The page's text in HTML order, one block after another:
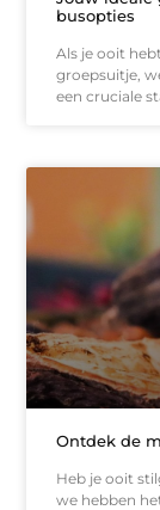
busopties
Als je ooit
groepsuitje,
een cruciale
Ontdek de
Heb je ooit
we hebben